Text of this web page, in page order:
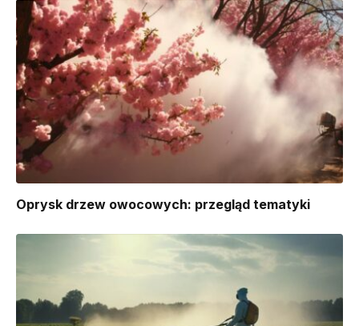
Oprysk drzew owocowych: przegląd tematyki